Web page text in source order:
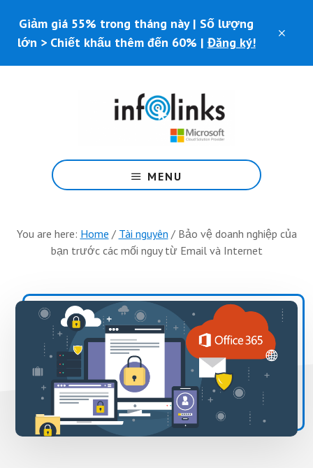
main
footer
Giảm giá 55% trong tháng này | Số lượng
lớn > Chiết khấu thêm đến 60% |Đăng ký!
Microsoft
365
doanh
nghiệp
Tìm
hiểu
cách
Microsoft
365
cùng
Microsoft
có
MENU
You are here: Home / Tài nguyên /Bảo vệ doanh nghiệp của
bạn trước các mối nguy từ Email và Internet